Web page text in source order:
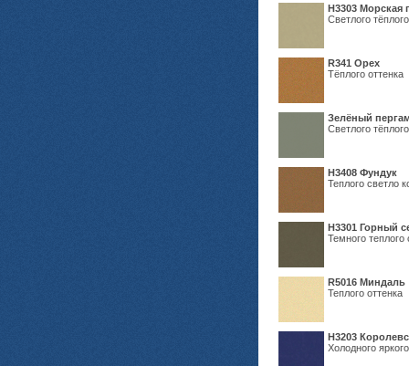
H3303 Морская
Светлого
R341 Орех
Тёплого оттенка
Зелёный
Светлого
Н3408 Фундук
Теплого светло
Н3301 Горный
Темного теплого
R5016 Миндаль
Теплого оттенка
Н3203
Холодного